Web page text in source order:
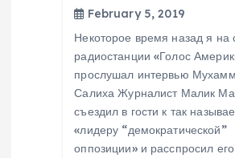
February 5, 2019
Некоторое время назад я на
радиостанции «Голос
прослушал интервью
Салиха Журналист Малик
съездил в гости к так
«лидеру “демократической”
оппозиции» и расспросил